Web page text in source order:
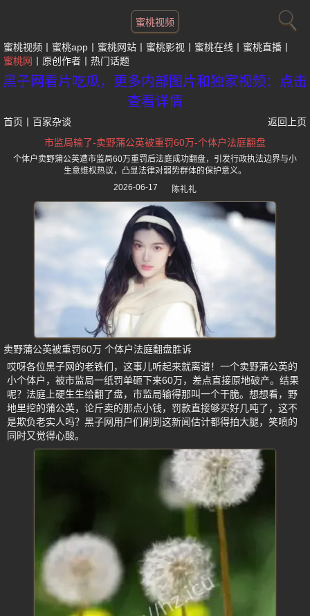
蜜桃视频
蜜桃视频 蜜桃app 蜜桃网站 蜜桃影视 蜜桃在线
蜜桃直播
蜜桃网
原创作者 热门话题
黑子网看片吃瓜，更多内部图片和独家视频：点击
查看详情
首页 百家杂谈
返回上页
市监局输了-卖野蒲公英被重罚60万-个体户法庭翻盘
个体户卖野蒲公英遭市监局60万重罚后法庭成功翻盘，引发行政执法边界与小
生意维权热议，凸显法律对弱势群体的保护意义。
2026-06-17
陈礼礼
卖野蒲公英被重罚60万 个体户法庭翻盘胜诉
哎呀各位黑子网的老铁们，这事儿听起来就离谱！一个卖野蒲公英的
小个体户，被市监局一纸罚单砸下来60万，差点直接原地破产。结果
呢？法庭上硬生生给翻了盘，市监局输得那叫一个干脆。想想看，野
地里挖的蒲公英，论斤卖的那点小钱，罚款直接够买好几吨了，这不
是欺负老实人吗？黑子网用户们刷到这新闻估计都得拍大腿，笑喷的
同时又觉得心酸。